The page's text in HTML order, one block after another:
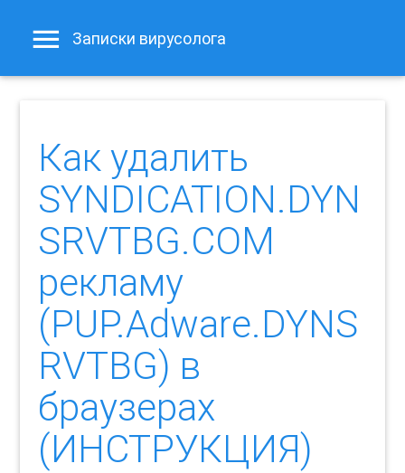
Записки вирусолога
Как удалить
SYNDICATION.DYN
SRVTBG.COM
рекламу
(PUP.Adware.DYNS
RVTBG) в
браузерах
(ИНСТРУКЦИЯ)